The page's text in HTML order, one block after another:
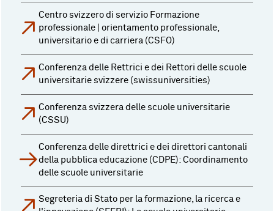
Centro svizzero di servizio Formazione
professionale | orientamento professionale,
universitario e di carriera (CSFO)
Conferenza delle Rettrici e dei Rettori delle scuole
universitarie svizzere (swissuniversities)
Conferenza svizzera delle scuole universitarie
(CSSU)
Conferenza delle direttrici e dei direttori cantonali
della pubblica educazione (CDPE): Coordinamento
delle scuole universitarie
Segreteria di Stato per la formazione, la ricerca e